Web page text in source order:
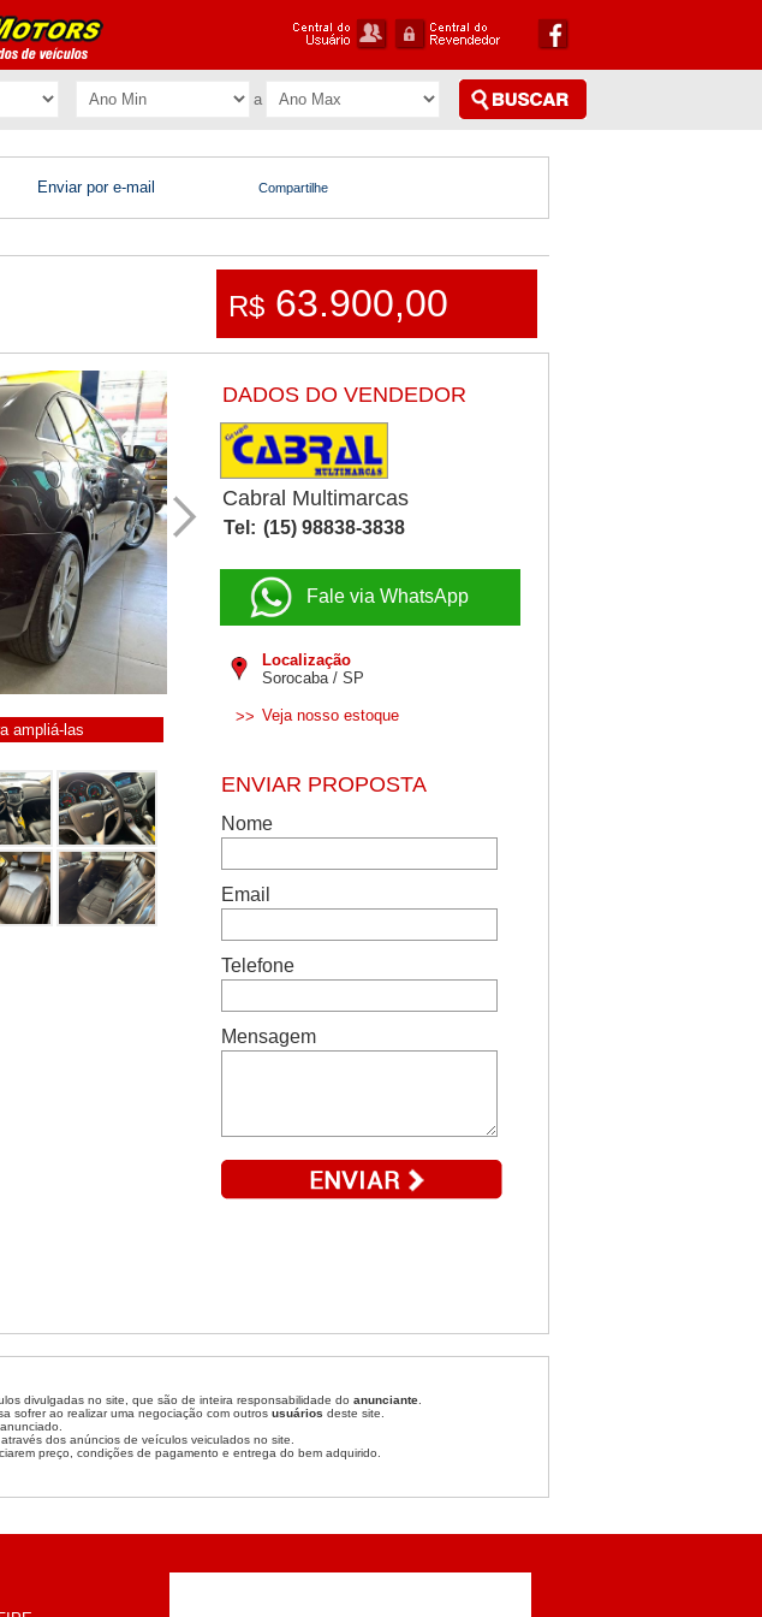
Enviar por e-mail Compartilhe
R$ 63.900,00
ampliá-las
DADOS DO VENDEDOR
Cabral Multimarcas
Tel: (15) 98838-3838
Fale via WhatsApp
Localização
Sorocaba / SP
>> Veja nosso estoque
divulgadas no site, que são de inteira responsabilidade do anunciante
sofrer ao realizar uma negociação com outros usuários deste site.
dos anúncios de veículos veiculados no site.
preço, condições de pagamento e entrega do bem adquirido.